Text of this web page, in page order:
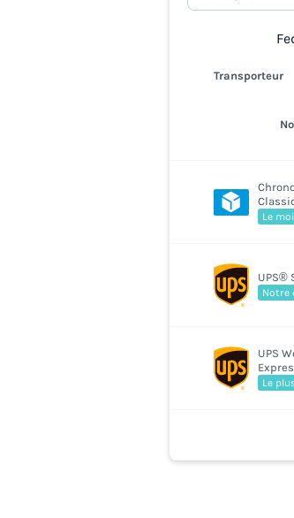
Transporteur
Le
UPS®
Notre
UPS
Le